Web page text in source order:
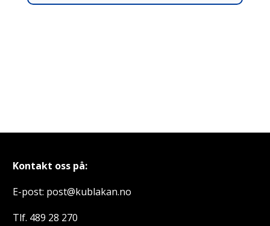
Kontakt oss på:
E-post: post@kublakan.no
Tlf. 489 28 270